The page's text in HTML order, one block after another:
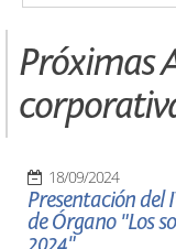
Próximas
18/09/2024
Presentación del
de Órgano "Los